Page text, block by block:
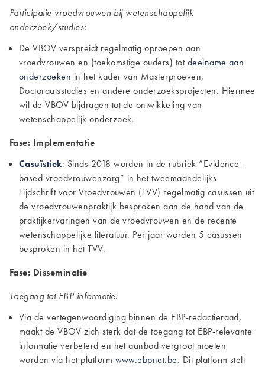
Participatie vroedvrouwen bij wetenschappelijk
onderzoek/studies:
De VBOV verspreidt regelmatig oproepen aan
vroedvrouwen en (toekomstige ouders) totdeelname aan
onderzoeken in het kader van Masterproeven,
Doctoraatsstudies en andere onderzoeksprojecten. Hiermee
wil de VBOV bijdragen tot de ontwikkeling van
wetenschappelijk onderzoek.
Fase: Implementatie
Casuïstiek: Sinds 2018 worden in de rubriek “Evidence-
based vroedvrouwenzorg” in het tweemaandelijks
Tijdschrift voor Vroedvrouwen (TVV) regelmatig casussen uit
de vroedvrouwenpraktijk besproken aan de hand van de
praktijkervaringen van de vroedvrouwen en de recente
wetenschappelijke literatuur. Per jaar worden 5 casussen
besproken in het TVV.
Fase: Disseminatie
Toegang tot EBP-informatie:
Via de vertegenwoordiging binnen de EBP-redactieraad,
maakt de VBOV zich sterk dat de toegang tot EBP-relevante
informatie verbeterd en het aanbod vergroot moeten
worden via het platform www.ebpnet.be. Dit platform stelt